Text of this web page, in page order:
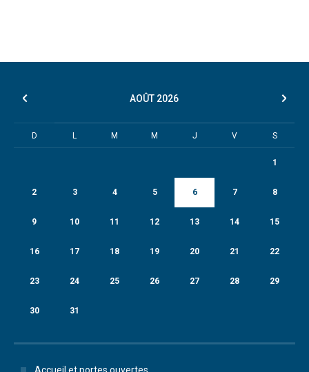
AOÛT 2026
D L M M J V S
1
2 3 4 5 6 7 8
9 10 11 12 13 14 15
16 17 18 19 20 21 22
23 24 25 26 27 28 29
30 31